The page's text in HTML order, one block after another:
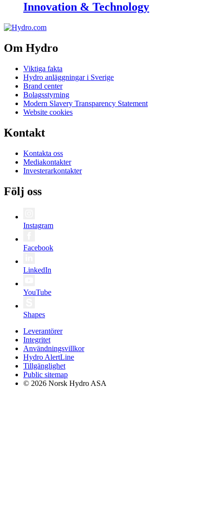
Innovation & Technology
Om Hydro
Viktiga fakta
Hydro anläggningar i Sverige
Brand center
Bolagsstyrning
Modern Slavery Transparency Statement
Website cookies
Kontakt
Kontakta oss
Mediakontakter
Investerarkontakter
Följ oss
Instagram
Facebook
LinkedIn
YouTube
Shapes
Leverantörer
Integritet
Användningsvillkor
Hydro AlertLine
Tillgänglighet
Public sitemap
© 2026 Norsk Hydro ASA